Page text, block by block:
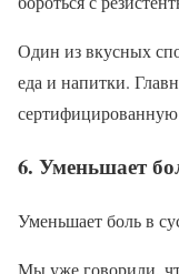
Один из вкусных
еда и напитки.
6. Уменьшает
Уменьшает боль в
Мы уже говорили,